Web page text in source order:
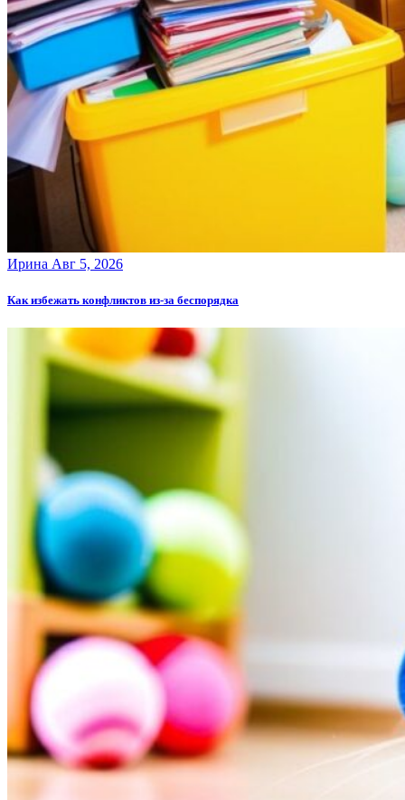
Ирина Авг 5, 2026
Как избежать конфликтов из-за беспорядка